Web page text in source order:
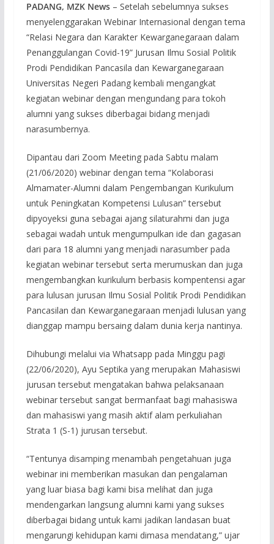
PADANG, MZK News– Setelah sebelumnya sukses
menyelenggarakan Webinar Internasional dengan tema
“Relasi Negara dan Karakter Kewarganegaraan dalam
Penanggulangan Covid-19” Jurusan Ilmu Sosial Politik
Prodi Pendidikan Pancasila dan Kewarganegaraan
Universitas Negeri Padang kembali mengangkat
kegiatan webinar dengan mengundang para tokoh
alumni yang sukses diberbagai bidang menjadi
narasumbernya.
Dipantau dari Zoom Meeting pada Sabtu malam
(21/06/2020) webinar dengan tema “Kolaborasi
Almamater-Alumni dalam Pengembangan Kurikulum
untuk Peningkatan Kompetensi Lulusan” tersebut
dipyoyeksi guna sebagai ajang silaturahmi dan juga
sebagai wadah untuk mengumpulkan ide dan gagasan
dari para 18 alumni yang menjadi narasumber pada
kegiatan webinar tersebut serta merumuskan dan juga
mengembangkan kurikulum berbasis kompentensi agar
para lulusan jurusan Ilmu Sosial Politik Prodi Pendidikan
Pancasilan dan Kewarganegaraan menjadi lulusan yang
dianggap mampu bersaing dalam dunia kerja nantinya.
Dihubungi melalui via Whatsapp pada Minggu pagi
(22/06/2020), Ayu Septika yang merupakan Mahasiswi
jurusan tersebut mengatakan bahwa pelaksanaan
webinar tersebut sangat bermanfaat bagi mahasiswa
dan mahasiswi yang masih aktif alam perkuliahan
Strata 1 (S-1) jurusan tersebut.
“Tentunya disamping menambah pengetahuan juga
webinar ini memberikan masukan dan pengalaman
yang luar biasa bagi kami bisa melihat dan juga
mendengarkan langsung alumni kami yang sukses
diberbagai bidang untuk kami jadikan landasan buat
mengarungi kehidupan kami dimasa mendatang,” ujar